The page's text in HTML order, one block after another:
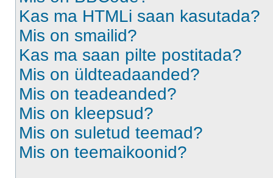
Kas ma HTMLi saan kasutada?
Mis on smailid?
Kas ma saan pilte postitada?
Mis on üldteadaanded?
Mis on teadeanded?
Mis on kleepsud?
Mis on suletud teemad?
Mis on teemaikoonid?